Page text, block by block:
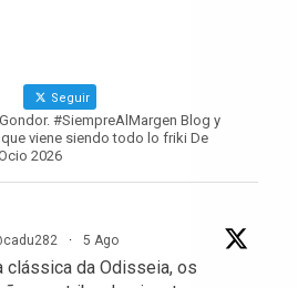
· 5 Ago
clássica da Odisseia, os
uma tribo de gigantes
ele adaptou a sequência
mais realista e militarizada.